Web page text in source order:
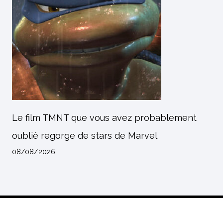
Le film TMNT que vous avez probablement
oublié regorge de stars de Marvel
08/08/2026